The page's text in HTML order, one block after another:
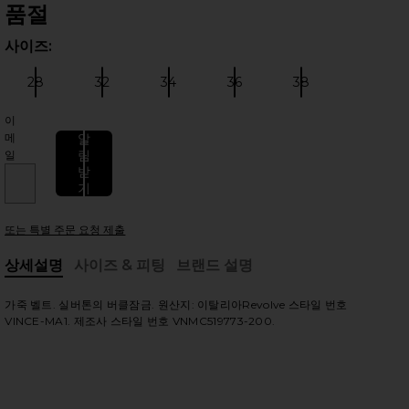
품절
사이즈:
사이즈:
28 사이즈:
32 사이즈:
34 사이즈:
36 38
이
메
일
알
림
받
기
또는 특별 주문 요청 제출
상세설명
사이즈 & 피팅 브랜드 설명
가죽 벨트. 실버톤의 버클잠금. 원산지: 이탈리아Revolve 스타일 번호
VINCE-MA1. 제조사 스타일 번호 VNMC519773-200.